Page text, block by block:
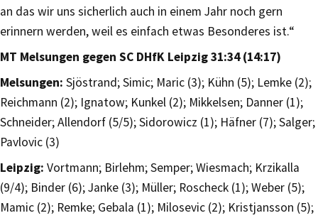
an das wir uns sicherlich auch in einem Jahr noch gern
erinnern werden, weil es einfach etwas Besonderes ist.“
MT Melsungen gegen SC DHfK Leipzig 31:34 (14:17)
Melsungen: Sjöstrand; Simic; Maric (3); Kühn (5); Lemke (2);
Reichmann (2); Ignatow; Kunkel (2); Mikkelsen; Danner (1);
Schneider; Allendorf (5/5); Sidorowicz (1); Häfner (7); Salger;
Pavlovic (3)
Leipzig: Vortmann; Birlehm; Semper; Wiesmach; Krzikalla
(9/4); Binder (6); Janke (3); Müller; Roscheck (1); Weber (5);
Mamic (2); Remke; Gebala (1); Milosevic (2); Kristjansson (5);